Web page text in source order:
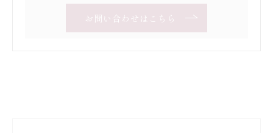
お問い合わせはこちら